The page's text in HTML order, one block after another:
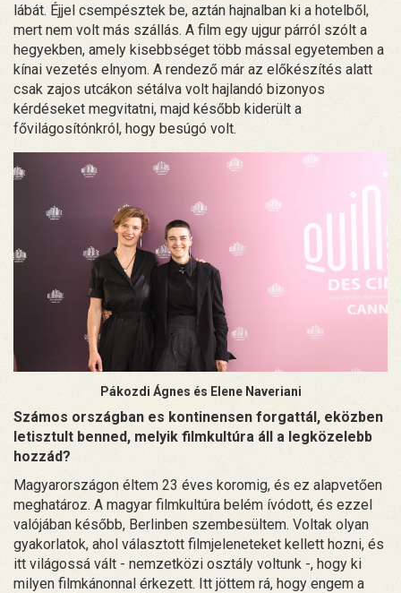
lábát. Éjjel csempésztek be, aztán hajnalban ki a hotelből,
mert nem volt más szállás. A film egy ujgur párról szólt a
hegyekben, amely kisebbséget több mással egyetemben a
kínai vezetés elnyom. A rendező már az előkészítés alatt
csak zajos utcákon sétálva volt hajlandó bizonyos
kérdéseket megvitatni, majd később kiderült a
fővilágosítónkról, hogy besúgó volt.
Pákozdi Ágnes és Elene Naveriani
Számos országban es kontinensen forgattál, eközben
letisztult benned, melyik filmkultúra áll a legközelebb
hozzád?
Magyarországon éltem 23 éves koromig, és ez alapvetően
meghatároz. A magyar filmkultúra belém ívódott, és ezzel
valójában később, Berlinben szembesültem. Voltak olyan
gyakorlatok, ahol választott filmjeleneteket kellett hozni, és
itt világossá vált - nemzetközi osztály voltunk -, hogy ki
milyen filmkánonnal érkezett. Itt jöttem rá, hogy engem a